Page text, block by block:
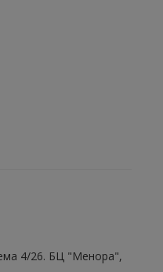
4/26. БЦ "Менора",